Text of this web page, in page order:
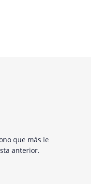
que más le
anterior.